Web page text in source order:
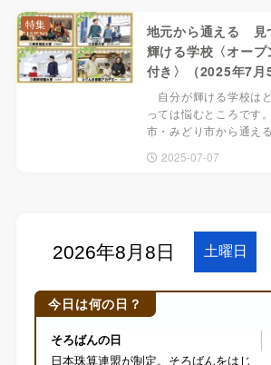
地元から通える 見
輝ける学校〈オー
付き〉（2025年7月
自分が輝ける学校は
っては悩むところです
市・みどり市から通え
2025-07-07
特集
今日は何の日？